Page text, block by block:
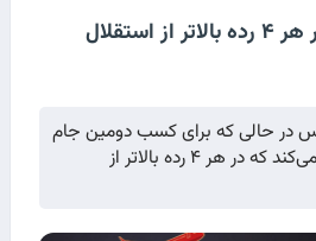
در حالی که برای کسب دومین جام
قهرمانی در فصل تلاش می‌کند که در هر ۴ رده بالاتر از